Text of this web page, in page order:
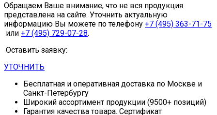
Обращаем Ваше внимание, что не вся продукция
представлена на сайте. Уточнить актуальную
информацию Вы можете по телефону +7 (495) 363-71-75
или +7 (495) 729-07-28.
Оставить заявку:
УТОЧНИТЬ
Бесплатная и оперативная доставка по Москве и
Санкт-Петербургу
Широкий ассортимент продукции (9500+ позиций)
Гарантия качества товара. Сертификат